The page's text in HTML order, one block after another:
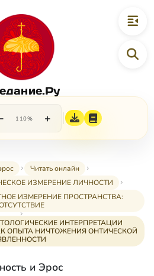
110% +
Читать онлайн
ИЗМЕРЕНИЕ ЛИЧНОСТИ
ИЗМЕРЕНИЕ ПРОСТРАНСТВА:
ИНТЕРПРЕТАЦИИ
ОПЫТА НИЧТОЖЕНИЯ ОНТИЧЕСКОЙ
и Эрос